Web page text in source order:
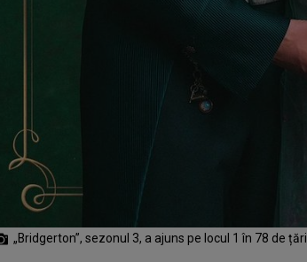
„Bridgerton”, sezonul 3, a ajuns pe locul 1 în 78 de țări